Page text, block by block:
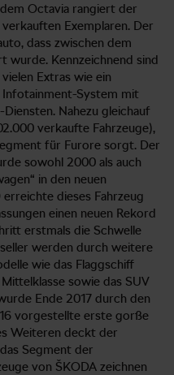
Octavia rangiert der
Exemplaren. Der
dass zwischen dem
wurde. Kennzeichnend sind
Extras wie ein
Infotainment-System mit
Nahezu gleichauf
verkaufte Fahrzeuge),
für Furore sorgt. Der
sowohl 2000 als auch
in den neuen
dieses Fahrzeug
einen neuen Rekord
erstmals die Schwelle
werden durch weitere
wie das Flaggschiff
sowie das SUV
Ende 2017 durch den
vorgestellte erste gorße
Weiteren deckt der
Segment der
von ŠKODA zeichnen